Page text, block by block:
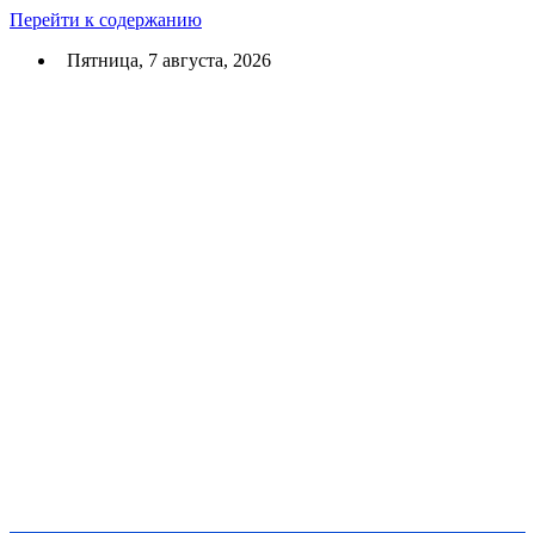
Перейти к содержанию
Пятница, 7 августа, 2026